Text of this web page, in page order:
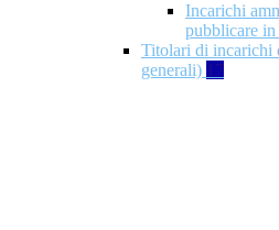
Incarichi
pubblicare in
Titolari di incarichi
generali) 17